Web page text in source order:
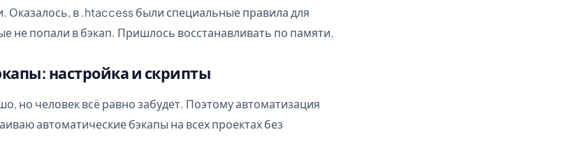
Оказалось, в .htaccess были специальные правила для
не попали в бэкап. Пришлось восстанавливать по памяти.
настройка и скрипты
но человек всё равно забудет. Поэтому автоматизация
автоматические бэкапы на всех проектах без